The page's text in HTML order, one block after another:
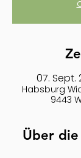
07. Sept.
Habsburg
9443
Über